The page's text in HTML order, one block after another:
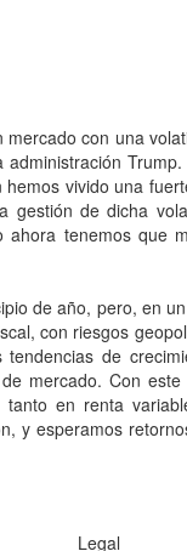
con una
vivido una
gestión de dicha
tenemos que
de año, pero, en
con riesgos
de
mercado. Con
en renta
y esperamos
Legal